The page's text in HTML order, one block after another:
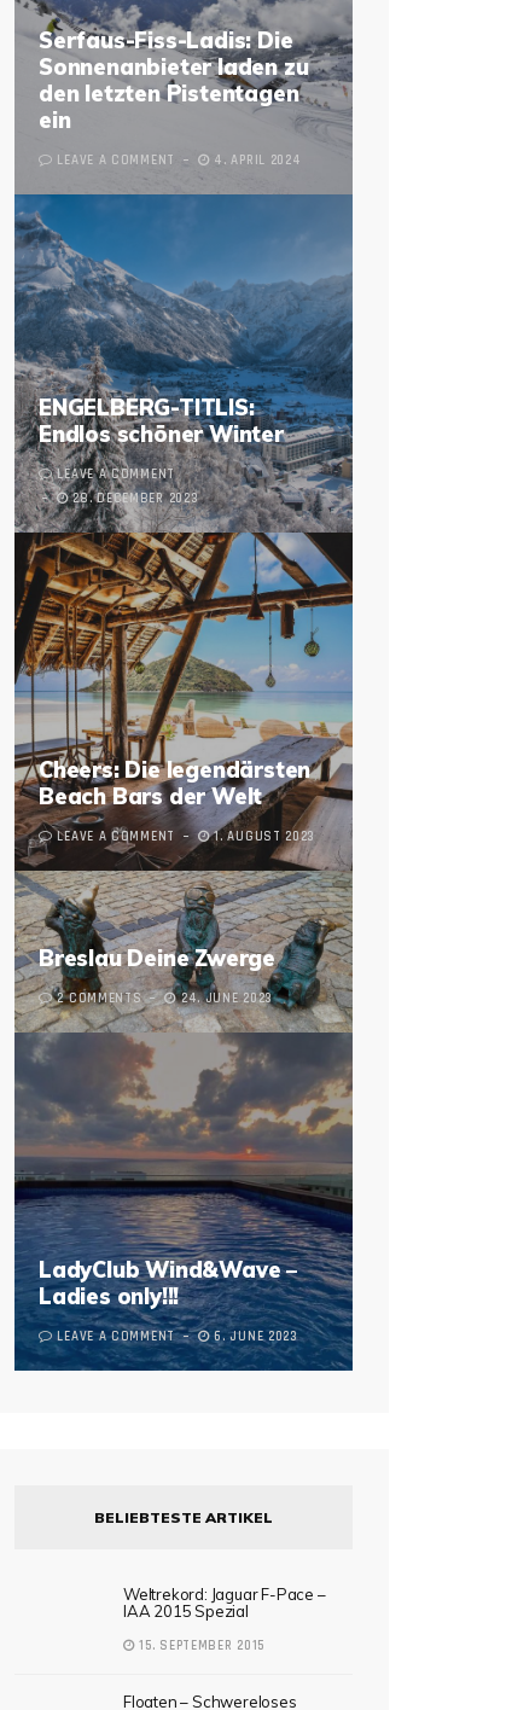
Serfaus-Fiss-Ladis: Die
Sonnenanbieter laden zu
den letzten Pistentagen
ein
LEAVE A COMMENT 4. APRIL 2024
ENGELBERG-TITLIS:
Endlos schöner Winter
LEAVE A COMMENT
28. DECEMBER 2023
Cheers: Die legendärsten
Beach Bars der Welt
LEAVE A COMMENT 1. AUGUST 2023
Breslau Deine Zwerge
2 COMMENTS 24. JUNE 2023
LadyClub Wind&Wave –
Ladies only!!!
LEAVE A COMMENT 6. JUNE 2023
BELIEBTESTE ARTIKEL
Weltrekord: Jaguar F-Pace –
IAA 2015 Spezial
15. SEPTEMBER 2015
Floaten – Schwereloses